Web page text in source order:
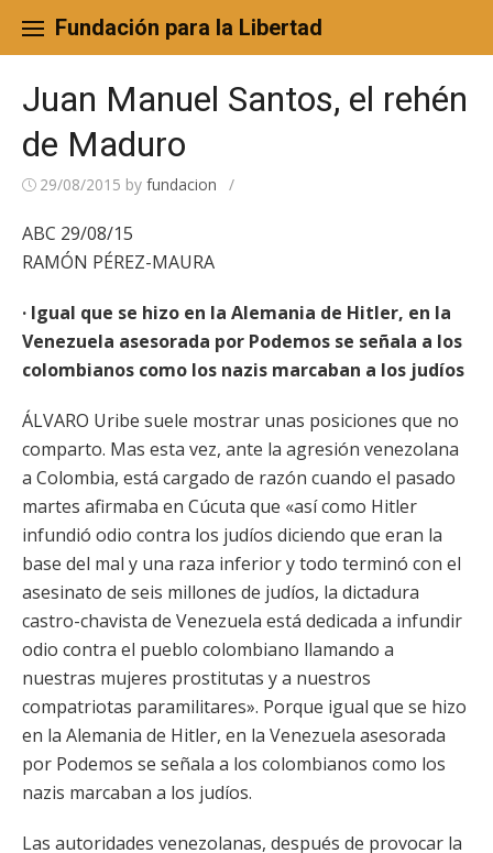
content
Fundación para la Libertad
Juan Manuel Santos, el rehén
de Maduro
29/08/2015 by fundacion /
ABC 29/08/15
RAMÓN PÉREZ-MAURA
· Igual que se hizo en la Alemania de Hitler, en la
Venezuela asesorada por Podemos se señala a los
colombianos como los nazis marcaban a los judíos
ÁLVARO Uribe suele mostrar unas posiciones que no
comparto. Mas esta vez, ante la agresión venezolana
a Colombia, está cargado de razón cuando el pasado
martes afirmaba en Cúcuta que «así como Hitler
infundió odio contra los judíos diciendo que eran la
base del mal y una raza inferior y todo terminó con el
asesinato de seis millones de judíos, la dictadura
castro-chavista de Venezuela está dedicada a infundir
odio contra el pueblo colombiano llamando a
nuestras mujeres prostitutas y a nuestros
compatriotas paramilitares». Porque igual que se hizo
en la Alemania de Hitler, en la Venezuela asesorada
por Podemos se señala a los colombianos como los
nazis marcaban a los judíos.
Las autoridades venezolanas, después de provocar la